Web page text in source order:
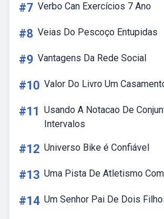
#7 Verbo Can Exercícios 7 Ano
#8 Veias Do Pescoço Entupidas
#9 Vantagens Da Rede Social
#10 Valor Do Livro Um
#11 Usando A Notacao De
Intervalos
#12 Universo Bike é Confiável
#13 Uma Pista De Atletismo
#14 Um Senhor Pai De Dois